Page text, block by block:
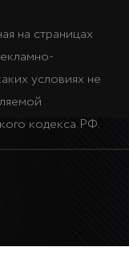
на страницах
условиях не
кодекса РФ.